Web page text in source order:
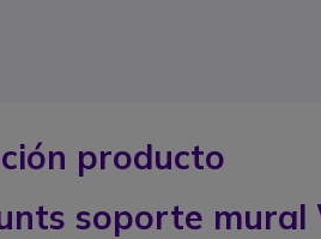
producto
soporte mural